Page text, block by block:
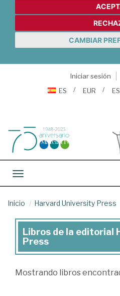
CAMBIAR
Iniciar sesión
ES
EUR
Toggle navigation
Inicio Harvard University Press
Libros
de
la
Libros de la editorial
Press
Mostrando libros